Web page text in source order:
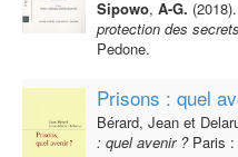
Sipowo, A-G. (2018).
protection des
Pedone.
Prisons : quel
Bérard, Jean et
: quel avenir ? Paris